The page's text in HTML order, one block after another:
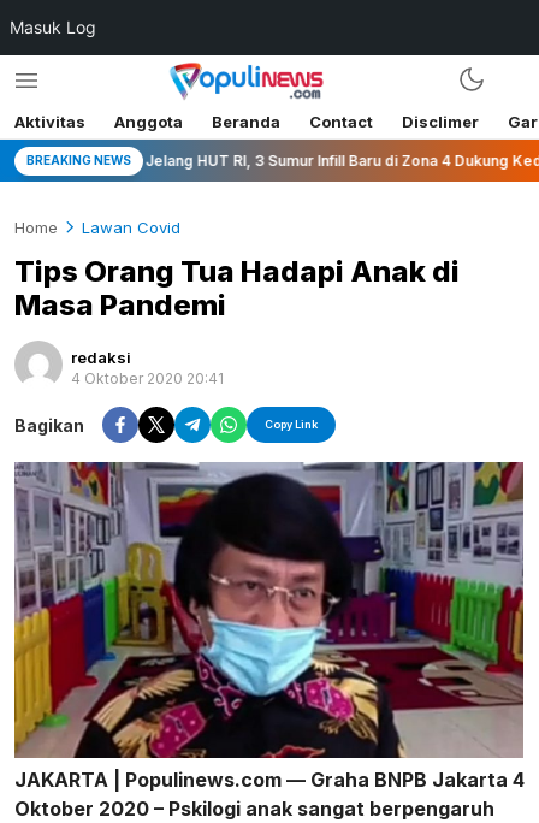
Masuk Log
Aktivitas Anggota Beranda Contact Disclimer
BREAKING NEWS
Jelang HUT RI, 3 Sumur Infill Baru di Zona 4 Dukung Kedaulatan
Home Lawan Covid
Tips Orang Tua Hadapi Anak di
Masa Pandemi
redaksi
4 Oktober 2020 20:41
Bagikan Copy Link
JAKARTA | Populinews.com — Graha BNPB Jakarta 4
Oktober 2020 – Pskilogi anak sangat berpengaruh